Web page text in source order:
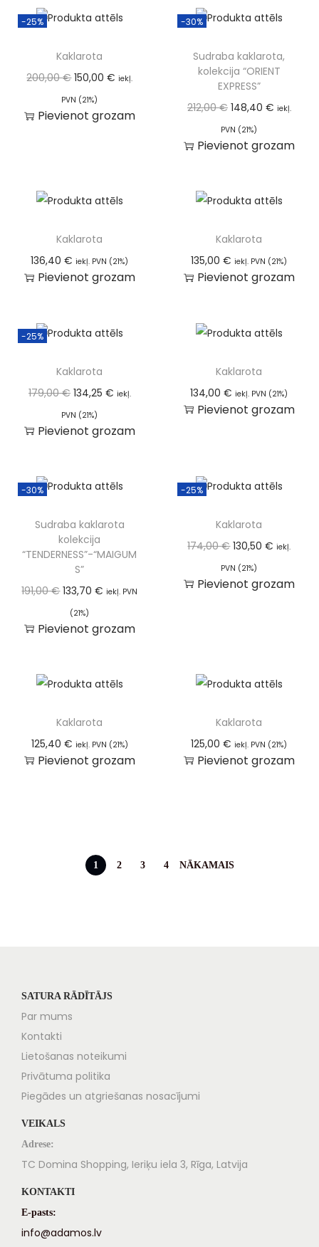
-25%
Kaklarota
200,00€ 150,00€ iekļ.
PVN (21%)
Pievienot grozam
-30%
Sudraba kaklarota,
kolekcija “ORIENT
EXPRESS”
212,00€ 148,40 € iekļ.
PVN (21%)
Pievienot grozam
Kaklarota
136,40€ iekļ. PVN (21%)
Pievienot grozam
Kaklarota
135,00€ iekļ. PVN (21%)
Pievienot grozam
-25%
Kaklarota
179,00€ 134,25 € iekļ.
PVN (21%)
Pievienot grozam
Kaklarota
134,00€ iekļ. PVN (21%)
Pievienot grozam
-30%
Sudraba kaklarota
kolekcija
“TENDERNESS”-“MAIGUM
S”
191,00€ 133,70€ iekļ. PVN
(21%)
Pievienot grozam
-25%
Kaklarota
174,00€ 130,50€ iekļ.
PVN (21%)
Pievienot grozam
Kaklarota
125,40 € iekļ. PVN (21%)
Pievienot grozam
Kaklarota
125,00€ iekļ. PVN (21%)
Pievienot grozam
1 2 3 4 NĀKAMAIS
SATURA RĀDĪTĀJS
Par mums
Kontakti
Lietošanas noteikumi
Privātuma politika
Piegādes un atgriešanas nosacījumi
VEIKALS
Adrese:
TC Domina Shopping, Ieriķu iela 3, Rīga, Latvija
KONTAKTI
E-pasts:
info@adamos.lv